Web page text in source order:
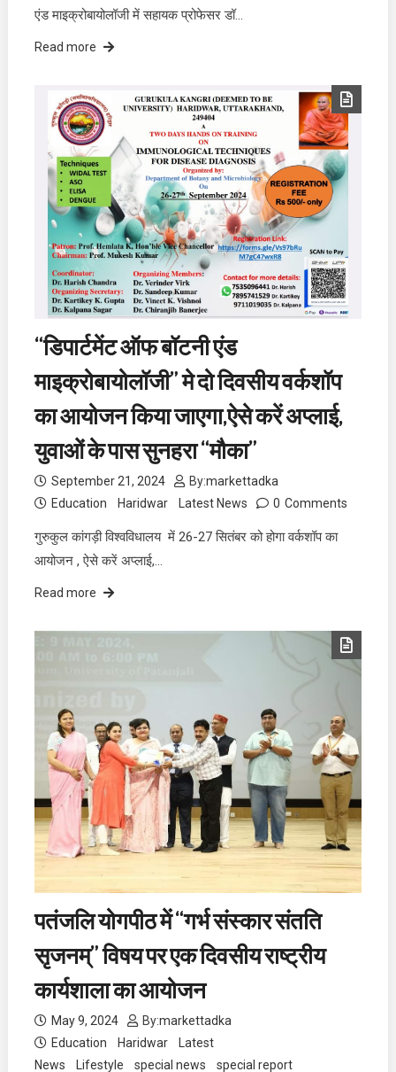
एंड माइक्रोबायोलॉजी में सहायक प्रोफेसर डॉ…
Read more
“डिपार्टमेंट ऑफ बॉटनी एंड
माइक्रोबायोलॉजी” मे दो दिवसीय वर्कशॉप
का आयोजन किया जाएगा,ऐसे करें अप्लाई,
युवाओं के पास सुनहरा “मौका”
September 21, 2024 By:markettadka
Education
Haridwar Latest News 0 Comments
गुरुकुल कांगड़ी विश्वविधालय में 26-27 सितंबर को होगा वर्कशॉप का
आयोजन , ऐसे करें अप्लाई,…
Read more
पतंजलि योगपीठ में “गर्भ संस्कार संतति
सृजनम्” विषय पर एक दिवसीय राष्ट्रीय
कार्यशाला का आयोजन
May 9, 2024 By:markettadka
Education
Haridwar
Latest
News
Lifestyle special news
special report